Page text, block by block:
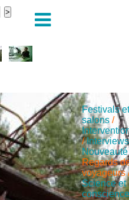
Festivals
salons /
/Interviews
Nouveauté
Regards
voyageurs
Science et